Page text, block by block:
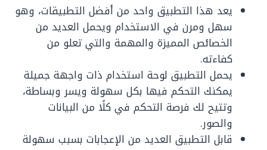
يعد هذا التطبيق واحد من أفضل التطبيقات، وهو
سهل ومرن في الاستخدام ويحمل العديد من
الخصائص المميزة والمهمة والتي تعلو من
كفاءته.
يحمل التطبيق لوحة استخدام ذات واجهة جميلة
يمكنك التحكم فيها بكل سهولة ويسر وبساطة،
وتتيح لك فرصة التحكم في كلًا من البيانات
والصور.
قابل التطبيق العديد من الإعجابات بسبب سهولة